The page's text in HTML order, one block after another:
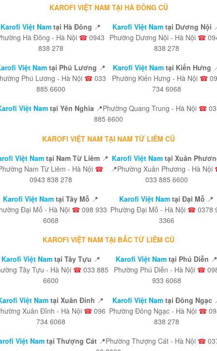
KAROFI VIỆT NAM TẠI HÀ ĐÔNG CŨ
Karofi Việt Nam tại Hà Đông 📍
Hà Đông - Hà Nội ☎ 0943
838 278
Karofi Việt Nam tại Dương Nội
Phường Dương Nội - Hà Nội ☎
838 278
Việt Namtại Phú Lương 📍
Phú Lương - Hà Nội ☎ 033
885 6600
Karofi Việt Nam tại Kiến Hưng
Phường Kiến Hưng - Hà Nội ☎
734 6068
Việt Namtại Yên Nghĩa 📍Phường Quang Trung - Hà Nội ☎
885 6600
KAROFI VIỆT NAM TẠI NAM TỪ LIÊM CŨ
Việt Namtại Nam Từ Liêm 📍
Nam Từ Liêm - Hà Nội ☎
0943 838 278
Karofi Việt Nam tại Xuân
📍Phường Xuân Phương - Hà Nội
033 885 6600
Karofi Việt Nam tại Tây Mỗ 📍
Đại Mỗ - Hà Nội ☎098 933
6068
Karofi Việt Nam tại Đại Mỗ 📍
Phường Đại Mỗ - Hà Nội ☎0378
3366
KAROFI VIỆT NAM TẠI BẮC TỪ LIÊM CŨ
Karofi Việt Namtại Tây Tựu 📍
Tây Tựu - Hà Nội ☎ 033 885
6600
Karofi Việt Namtại Phú Diễn 📍
Phường Phú Diễn - Hà Nội ☎
933 6068
Việt Nam tại Xuân Đỉnh 📍
Xuân Đỉnh - Hà Nội ☎096
734 6068
Karofi Việt Namtại Đông Ngạc
Phường Đông Ngạc - Hà Nội ☎
838 278
Việt Nam tại Thượng Cát 📍Phường Thượng Cát - Hà Nội ☎